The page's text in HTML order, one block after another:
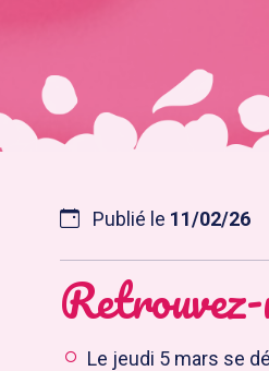
Publié le 11/02/26
Le jeudi 5 mars se